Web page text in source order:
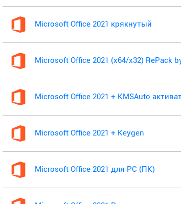
Microsoft Office 2021 крякнутый
Microsoft Office 2021 (x64/x32) RePack
Microsoft Office 2021 + KMSAuto
Microsoft Office 2021 + Keygen
Microsoft Office 2021 для PC (ПК)